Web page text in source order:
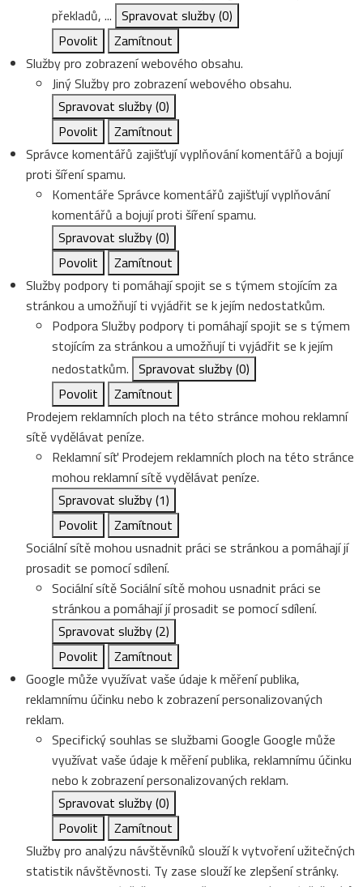
překladů, ... Spravovat služby(0)
Povolit
Zamítnout
Služby pro zobrazení webového obsahu.
JinýSlužby pro zobrazení webového obsahu.
Spravovat služby(0)
Povolit
Zamítnout
Správce komentářů zajišťují vyplňování komentářů a bojují
proti šíření spamu.
Komentáře Správce komentářů zajišťují vyplňování
komentářů a bojují proti šíření spamu.
Spravovat služby(0)
Povolit
Zamítnout
Služby podpory ti pomáhají spojit se s týmem stojícím za
stránkou a umožňují ti vyjádřit se k jejím nedostatkům.
PodporaSlužby podpory ti pomáhají spojit se s týmem
stojícím za stránkou a umožňují ti vyjádřit se k jejím
nedostatkům. Spravovat služby(0)
Povolit
Zamítnout
Prodejem reklamních ploch na této stránce mohou reklamní
sítě vydělávat peníze.
Reklamní síť Prodejem reklamních ploch na této stránce
mohou reklamní sítě vydělávat peníze.
Spravovat služby(1)
Povolit
Zamítnout
Sociální sítě mohou usnadnit práci se stránkou a pomáhají jí
prosadit se pomocí sdílení.
Sociální sítěSociální sítě mohou usnadnit práci se
stránkou a pomáhají jí prosadit se pomocí sdílení.
Spravovat služby(2)
Povolit
Zamítnout
Google může využívat vaše údaje k měření publika,
reklamnímu účinku nebo k zobrazení personalizovaných
reklam.
Specifický souhlas se službami Google Google může
využívat vaše údaje k měření publika, reklamnímu účinku
nebo k zobrazení personalizovaných reklam.
Spravovat služby(0)
Povolit
Zamítnout
Služby pro analýzu návštěvníků slouží k vytvoření užitečných
statistik návštěvnosti. Ty zase slouží ke zlepšení stránky.